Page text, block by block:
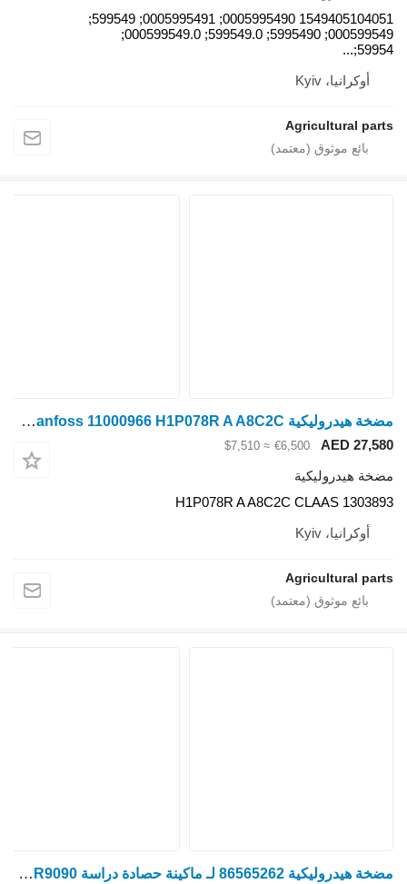
1549405104051 0005995490; 0005995491; 599549;
000599549; 5995490; 599549.0; 000599549.0;
59954;...
أوكرانيا، Kyiv
Agricultural parts
مضخة هيدروليكية Sauer-Danfoss 11000966 H1P078R A A8C2C لـ ماكينة حصادة دراسة Claas
AED 27,580
€6,500
≈ $7,510
مضخة هيدروليكية
H1P078R A A8C2C CLAAS 1303893
أوكرانيا، Kyiv
Agricultural parts
مضخة هيدروليكية 86565262 لـ ماكينة حصادة دراسة New Holland CR9090